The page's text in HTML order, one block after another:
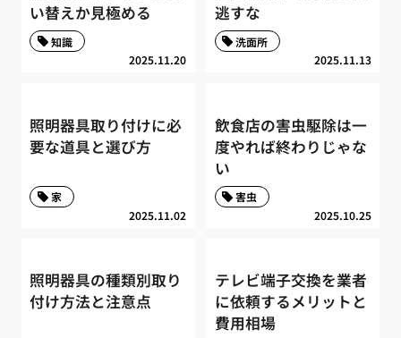
い替えか見極める
2025.11.20
知識
逃すな
2025.11.13
洗面所
照明器具取り付けに必
要な道具と選び方
2025.11.02
家
飲食店の害虫駆除は一
度やれば終わりじゃな
い
2025.10.25
害虫
照明器具の種類別取り
付け方法と注意点
テレビ端子交換を業者
に依頼するメリットと
費用相場